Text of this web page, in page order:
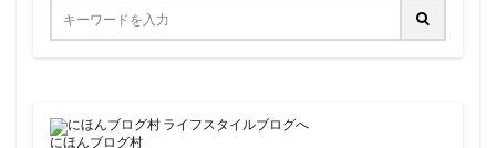
にほんブログ村